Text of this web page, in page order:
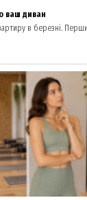
ваш диван
в березні.